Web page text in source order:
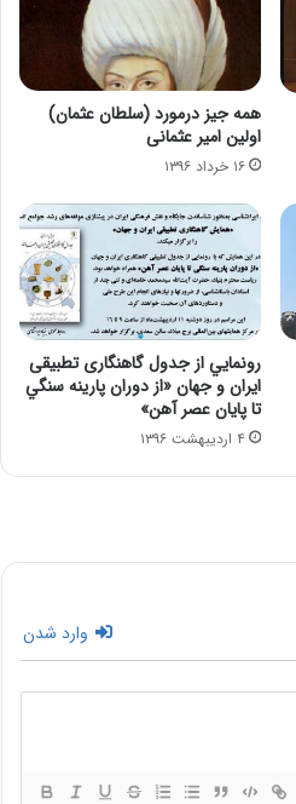
همه جیز درمورد (سلطان عثمان)
اولین امیر عثمانی
۱۶ خرداد ۱۳۹۶
رونمايي از جدول گاهنگاری تطبيقی
ايران و جهان «از دوران پارينه سنگي
تا پايان عصر آهن»
۴ اردیبهشت ۱۳۹۶
وارد شدن